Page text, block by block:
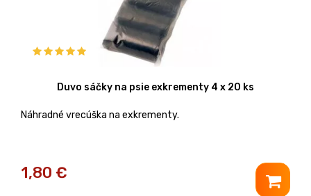
Duvo sáčky na psie exkrementy 4 x 20 ks
Náhradné vrecúška na exkrementy.
1,80 €